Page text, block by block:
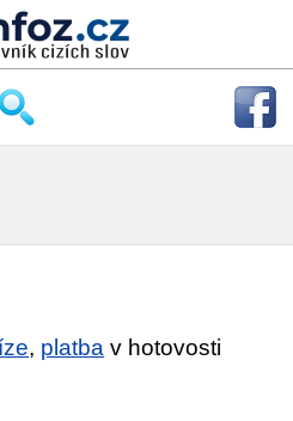
, platba v hotovosti